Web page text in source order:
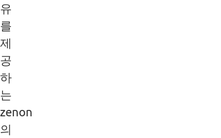
유
를
제
공
하
는
zenon
의